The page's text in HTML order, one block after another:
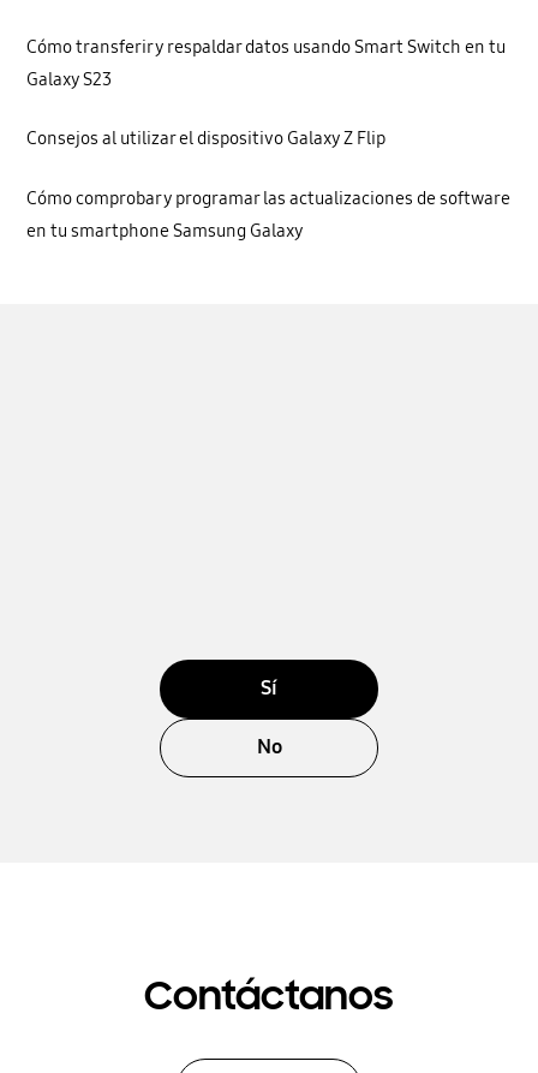
Cómo transferir y respaldar datos usando Smart Switch en tu
Galaxy S23
Consejos al utilizar el dispositivo Galaxy Z Flip
Cómo comprobar y programar las actualizaciones de software
en tu smartphone Samsung Galaxy
Sí
No
Contáctanos